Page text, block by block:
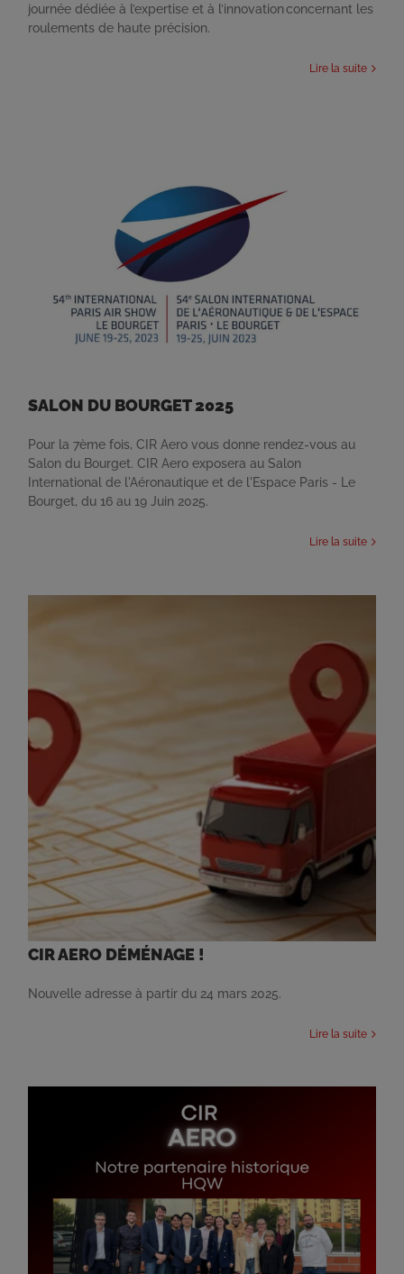
journée dédiée à l’expertise et à l’innovation concernant les
roulements de haute précision.
Lire la suite
SALON DU BOURGET 2025
Pour la 7ème fois, CIR Aero vous donne rendez-vous au
Salon du Bourget. CIR Aero exposera au Salon
International de l'Aéronautique et de l'Espace Paris - Le
Bourget, du 16 au 19 Juin 2025.
Lire la suite
CIR AERO DÉMÉNAGE !
Nouvelle adresse à partir du 24 mars 2025.
Lire la suite